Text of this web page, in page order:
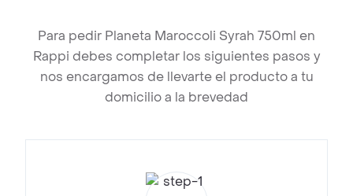
Para pedir Planeta Maroccoli Syrah 750ml en
Rappi debes completar los siguientes pasos y
nos encargamos de llevarte el producto a tu
domicilio a la brevedad